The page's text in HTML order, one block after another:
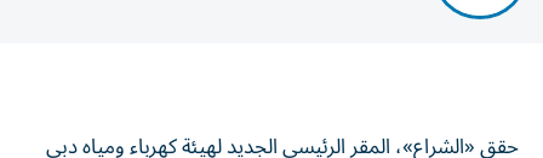
حقق «الشراع»، المقر الرئيسي الجديد لهيئة كهرباء ومياه دبي